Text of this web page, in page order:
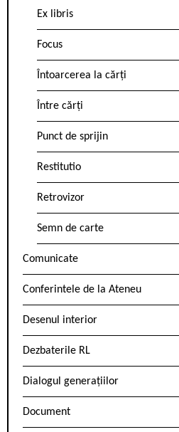
Ex libris
Focus
Întoarcerea la cărți
Între cărți
Punct de sprijin
Restitutio
Retrovizor
Semn de carte
Comunicate
Conferintele de la Ateneu
Desenul interior
Dezbaterile RL
Dialogul generațiilor
Document